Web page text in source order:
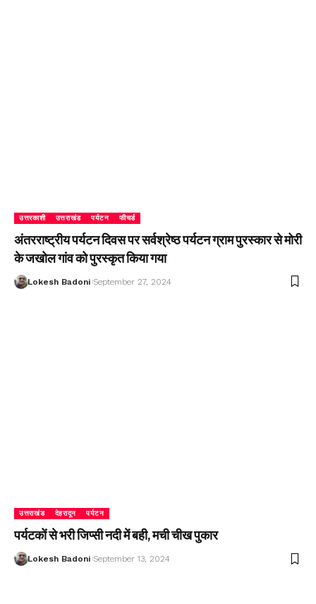
उत्तरकाशी उत्तराखंड पर्यटन फीचर्ड
अंतरराष्ट्रीय पर्यटन दिवस पर सर्वश्रेष्ठ पर्यटन ग्राम पुरस्कार से मोरी
के जखोल गांव को पुरस्कृत किया गया
Lokesh Badoni September 27, 2024
उत्तराखंड देहरादून पर्यटन
पर्यटकों से भरी जिप्सी नदी में बही, मची चीख पुकार
Lokesh Badoni September 13, 2024